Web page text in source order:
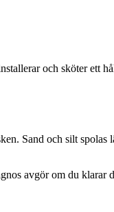
och sköter ett
Sand och silt spolas
avgör om du klarar